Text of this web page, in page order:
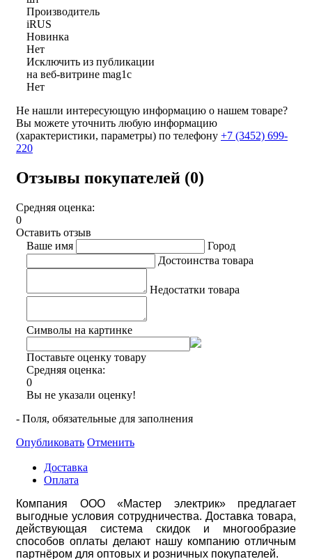
Производитель
iRUS
Новинка
Нет
Исключить из публикации
на веб-витрине mag1c
Нет
Не нашли интересующую информацию о нашем товаре?
Вы можете уточнить любую информацию
(характеристики, параметры) по телефону +7 (3452) 699-
220
Отзывы покупателей (0)
Средняя оценка:
0
Оставить отзыв
Ваше имя
Город
Достоинства товара
Недостатки товара
Символы на картинке
Поставьте оценку товару
Средняя оценка:
0
Вы не указали оценку!
- Поля, обязательные для заполнения
Опубликовать Отменить
Доставка
Оплата
Компания ООО «Мастер электрик» предлагает
выгодные условия сотрудничества. Доставка товара,
действующая система скидок и многообразие
способов оплаты делают нашу компанию отличным
партнёром для оптовых и розничных покупателей.